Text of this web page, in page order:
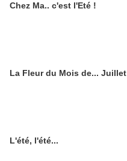
Chez Ma.. c'est l'Eté !
La Fleur du Mois de... Juillet
L'été, l'été...